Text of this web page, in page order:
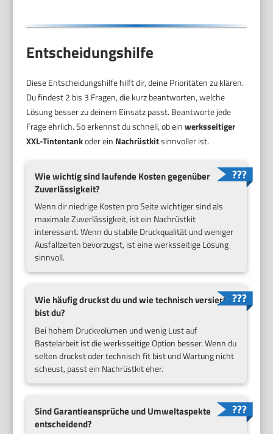
Entscheidungshilfe
Diese Entscheidungshilfe hilft dir, deine Prioritäten zu klären.
Du findest 2 bis 3 Fragen, die kurz beantworten, welche
Lösung besser zu deinem Einsatz passt. Beantworte jede
Frage ehrlich. So erkennst du schnell, ob einwerksseitiger
XXL-Tintentankoder ein Nachrüstkitsinnvoller ist.
Wie wichtig sind laufende Kosten gegenüber
Zuverlässigkeit?
Wenn dir niedrige Kosten pro Seite wichtiger sind als
maximale Zuverlässigkeit, ist ein Nachrüstkit
interessant. Wenn du stabile Druckqualität und weniger
Ausfallzeiten bevorzugst, ist eine werksseitige Lösung
sinnvoll.
Wie häufig druckst du und wie technisch versiert
bist du?
Bei hohem Druckvolumen und wenig Lust auf
Bastelarbeit ist die werksseitige Option besser. Wenn du
selten druckst oder technisch fit bist und Wartung nicht
scheust, passt ein Nachrüstkit eher.
Sind Garantieansprüche und Umweltaspekte
entscheidend?